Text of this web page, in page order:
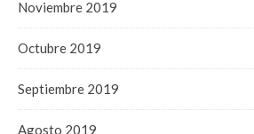
Noviembre 2019
Octubre 2019
Septiembre 2019
Agosto 2019